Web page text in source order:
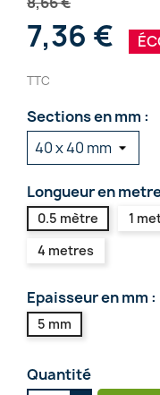
7,36 €
TTC
Sections en mm :
Longueur en
0.5 mètre 1
4 metres
Epaisseur en mm :
5 mm
Quantité